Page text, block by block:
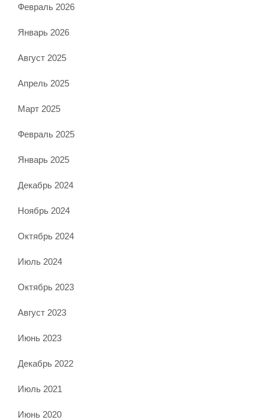
Февраль 2026
Январь 2026
Август 2025
Апрель 2025
Март 2025
Февраль 2025
Январь 2025
Декабрь 2024
Ноябрь 2024
Октябрь 2024
Июль 2024
Октябрь 2023
Август 2023
Июнь 2023
Декабрь 2022
Июль 2021
Июнь 2020